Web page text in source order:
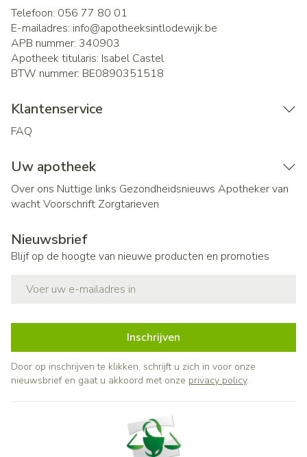
Telefoon: 056 77 80 01
E-mailadres: info@apotheeksintlodewijk.be
APB nummer: 340903
Apotheek titularis: Isabel Castel
BTW nummer: BE0890351518
Klantenservice
FAQ
Uw apotheek
Over ons Nuttige links Gezondheidsnieuws Apotheker van
wachtVoorschrift Zorgtarieven
Nieuwsbrief
Blijf op de hoogte van nieuwe producten en promoties
Inschrijven
Door op inschrijven te klikken, schrijft u zich in voor onze
nieuwsbrief en gaat u akkoord met onze privacy policy.